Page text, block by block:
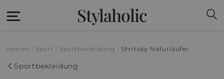
Stylaholic
Herren Sport Sportbekleidung Shirtsby Naturläufer
Sportbekleidung